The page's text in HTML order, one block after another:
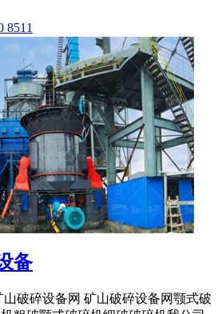
8511
备
破碎设备网 矿山破碎设备网颚式破